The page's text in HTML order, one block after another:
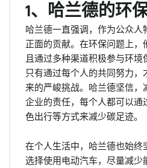
1、哈兰德的环
哈兰德一直强调，作为公众
正面的贡献。在环保问题上
且通过多种渠道积极参与环境
只有通过每个人的共同努力
来的严峻挑战。哈兰德坚信，
企业的责任，每个人都可以
色出行等方式来减少碳足迹。
在个人生活中，哈兰德也始
选择使用电动汽车，尽量减少